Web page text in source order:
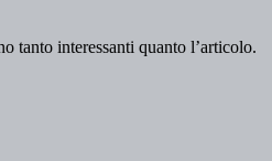
tanto interessanti quanto l’articolo.